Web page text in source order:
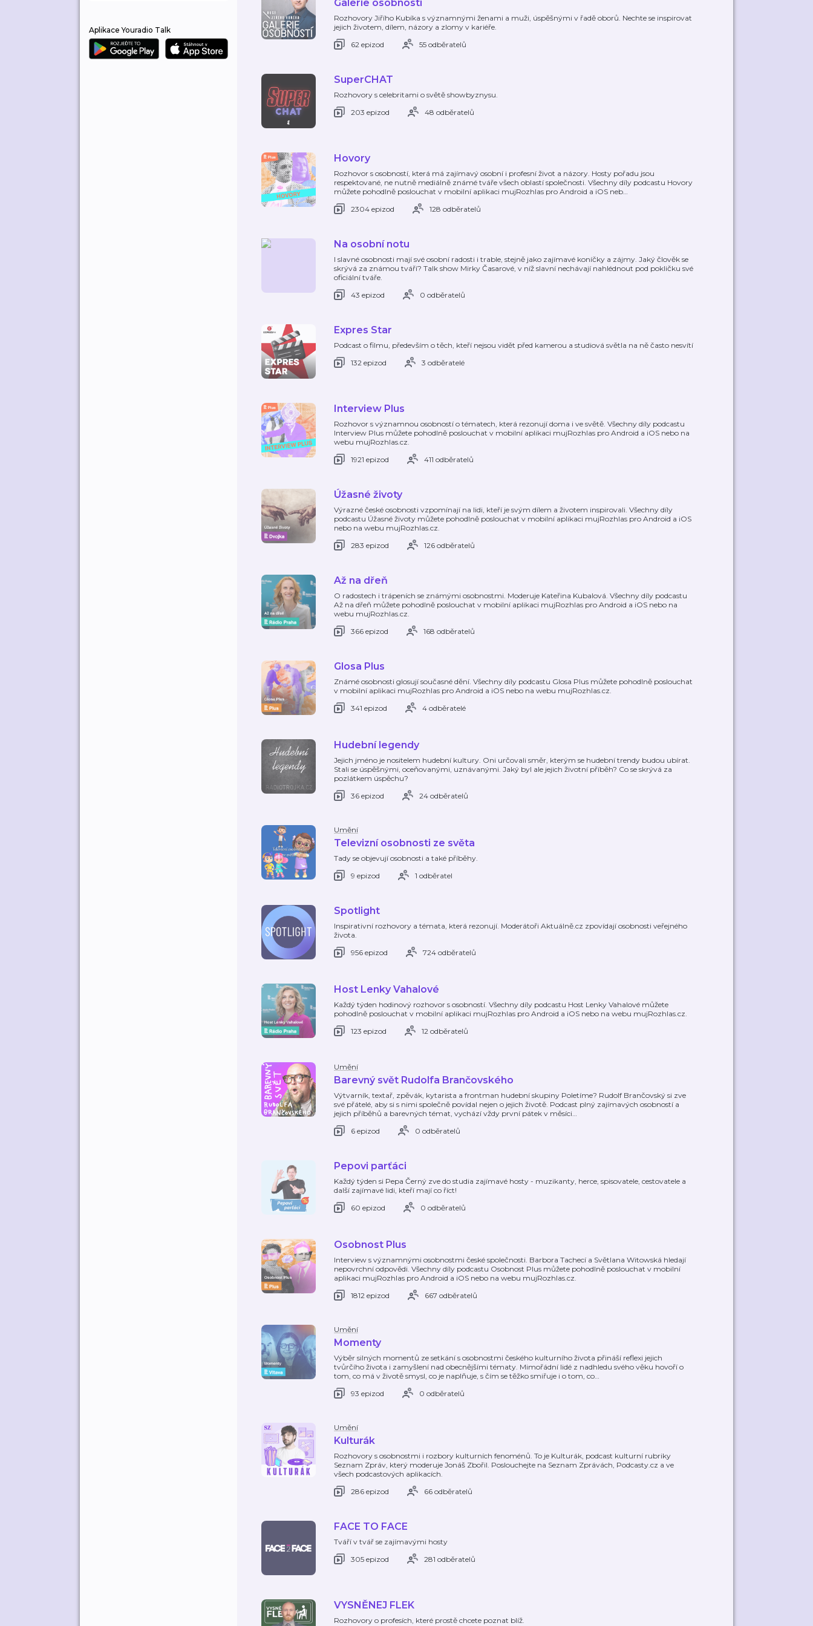
Aplikace Youradio Talk
Galerie osobností
Rozhovory Jiřího Kubíka s významnými ženami a muži, úspěšnými v řadě oborů. Nechte se inspirovat
jejich životem, dílem, názory a zlomy v kariéře.
62 epizod
55 odběratelů
SuperCHAT
Rozhovory s celebritami o světě showbyznysu.
203 epizod
48 odběratelů
Hovory
Rozhovor s osobností, která má zajímavý osobní i profesní život a názory. Hosty pořadu jsou
respektované, ne nutně mediálně známé tváře všech oblastí společnosti. Všechny díly podcastu Hovory
můžete pohodlně poslouchat v mobilní aplikaci mujRozhlas pro Android a iOS neb…
2304 epizod
128 odběratelů
Na osobní notu
I slavné osobnosti mají své osobní radosti i trable, stejně jako zajímavé koníčky a zájmy. Jaký člověk se
skrývá za známou tváří? Talk show Mirky Časarové, v níž slavní nechávají nahlédnout pod pokličku své
oficiální tváře.
43 epizod
0 odběratelů
Expres Star
Podcast o filmu, především o těch, kteří nejsou vidět před kamerou a studiová světla na ně často nesvítí
132 epizod
3 odběratelé
Interview Plus
Rozhovor s významnou osobností o tématech, která rezonují doma i ve světě. Všechny díly podcastu
Interview Plus můžete pohodlně poslouchat v mobilní aplikaci mujRozhlas pro Android a iOS nebo na
webu mujRozhlas.cz.
1921 epizod
411 odběratelů
Úžasné životy
Výrazné české osobnosti vzpomínají na lidi, kteří je svým dílem a životem inspirovali. Všechny díly
podcastu Úžasné životy můžete pohodlně poslouchat v mobilní aplikaci mujRozhlas pro Android a iOS
nebo na webu mujRozhlas.cz.
283 epizod
126 odběratelů
Až na dřeň
O radostech i trápeních se známými osobnostmi. Moderuje Kateřina Kubalová. Všechny díly podcastu
Až na dřeň můžete pohodlně poslouchat v mobilní aplikaci mujRozhlas pro Android a iOS nebo na
webu mujRozhlas.cz.
366 epizod
168 odběratelů
Glosa Plus
Známé osobnosti glosují současné dění. Všechny díly podcastu Glosa Plus můžete pohodlně poslouchat
v mobilní aplikaci mujRozhlas pro Android a iOS nebo na webu mujRozhlas.cz.
341 epizod
4 odběratelé
Hudební legendy
Jejich jméno je nositelem hudební kultury. Oni určovali směr, kterým se hudební trendy budou ubírat.
Stali se úspěšnými, oceňovanými, uznávanými. Jaký byl ale jejich životní příběh? Co se skrývá za
pozlátkem úspěchu?
36 epizod
24 odběratelů
Umění
Televizní osobnosti ze světa
Tady se objevují osobnosti a také příběhy.
9 epizod
1 odběratel
Spotlight
Inspirativní rozhovory a témata, která rezonují. Moderátoři Aktuálně.cz zpovídají osobnosti veřejného
života.
956 epizod
724 odběratelů
Host Lenky Vahalové
Každý týden hodinový rozhovor s osobností. Všechny díly podcastu Host Lenky Vahalové můžete
pohodlně poslouchat v mobilní aplikaci mujRozhlas pro Android a iOS nebo na webu mujRozhlas.cz.
123 epizod
12 odběratelů
Umění
Barevný svět Rudolfa Brančovského
Výtvarník, textař, zpěvák, kytarista a frontman hudební skupiny Poletíme? Rudolf Brančovský si zve
své přátelé, aby si s nimi společně povídal nejen o jejich životě. Podcast plný zajímavých osobností a
jejich příběhů a barevných témat, vychází vždy první pátek v měsíci…
6 epizod
0 odběratelů
Pepovi parťáci
Každý týden si Pepa Černý zve do studia zajímavé hosty - muzikanty, herce, spisovatele, cestovatele a
další zajímavé lidi, kteří mají co říct!
60 epizod
0 odběratelů
Osobnost Plus
Interview s významnými osobnostmi české společnosti. Barbora Tachecí a Světlana Witowská hledají
nepovrchní odpovědi. Všechny díly podcastu Osobnost Plus můžete pohodlně poslouchat v mobilní
aplikaci mujRozhlas pro Android a iOS nebo na webu mujRozhlas.cz.
1812 epizod
667 odběratelů
Umění
Momenty
Výběr silných momentů ze setkání s osobnostmi českého kulturního života přináší reflexi jejich
tvůrčího života i zamyšlení nad obecnějšími tématy. Mimořádní lidé z nadhledu svého věku hovoří o
tom, co má v životě smysl, co je naplňuje, s čím se těžko smiřuje i o tom, co…
93 epizod
0 odběratelů
Umění
Kulturák
Rozhovory s osobnostmi i rozbory kulturních fenoménů. To je Kulturák, podcast kulturní rubriky
Seznam Zpráv, který moderuje Jonáš Zbořil. Poslouchejte na Seznam Zprávách, Podcasty.cz a ve
všech podcastových aplikacích.
286 epizod
66 odběratelů
FACE TO FACE
Tváří v tvář se zajímavými hosty
305 epizod
281 odběratelů
VYSNĚNEJ FLEK
Rozhovory o profesích, které prostě chcete poznat blíž.